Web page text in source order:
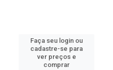
Faça seu login ou
cadastre-se para
ver preços e
comprar